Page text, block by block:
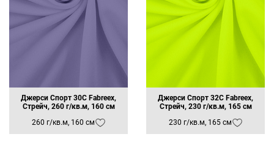
Джерси Спорт 30C Fabreex,
Стрейч, 260 г/кв.м, 160 см
260 г/кв.м, 160 см
Джерси Спорт 32C Fabreex,
Стрейч, 230 г/кв.м, 165 см
230 г/кв.м, 165 см